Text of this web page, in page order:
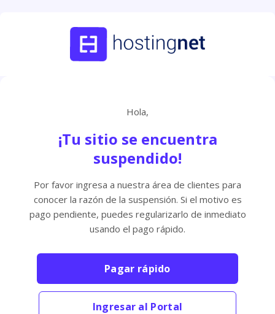
Hola,
¡Tu sitio se encuentra
suspendido!
Por favor ingresa a nuestra área de clientes para
conocer la razón de la suspensión. Si el motivo es
pago pendiente, puedes regularizarlo de inmediato
usando el pago rápido.
Pagar rápido
Ingresar al Portal